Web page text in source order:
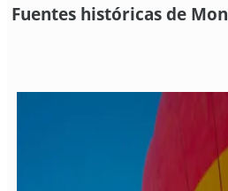
Fuentes históricas de